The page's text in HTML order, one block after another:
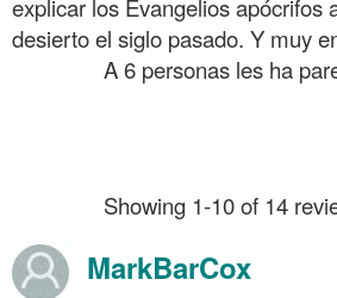
explicar los Evangelios apócrifos
desierto el siglo pasado. Y muy
A 6 personas les ha
Showing 1-10 of 14
MarkBarCox